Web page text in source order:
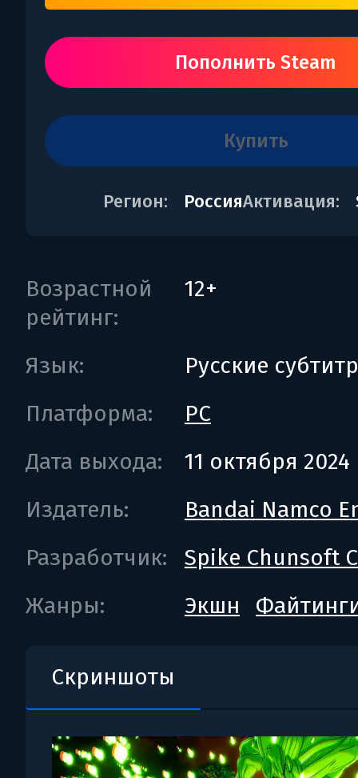
Пополнить Steam
купить
Регион: РоссияАктивация:
Возрастной
рейтинг:
12+
Язык:
Русские
Платформа:
PC
Дата выхода:
11 октября 2024
Издатель:
Bandai Namco
Разработчик:
Spike Chunsoft
Жанры:
Экшн
Скриншоты